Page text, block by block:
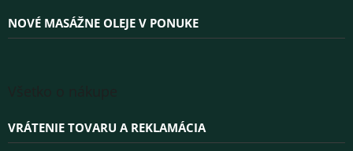
NOVÉ MASÁŽNE OLEJE V PONUKE
VRÁTENIE TOVARU A REKLAMÁCIA